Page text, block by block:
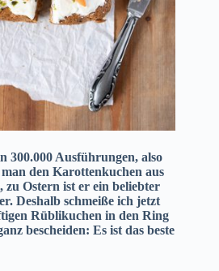
300.000 Ausführungen, also
den Karottenkuchen aus
zu Ostern ist er ein beliebter
Deshalb schmeiße ich jetzt
Rüblikuchen in den Ring
bescheiden: Es ist das beste